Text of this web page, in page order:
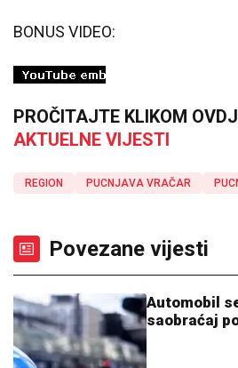
BONUS VIDEO:
PROČITAJTE KLIKOM
AKTUELNE VIJESTI
REGION PUCNJAVA VRAČAR
Povezane vijesti
Automobil
saobraćaj